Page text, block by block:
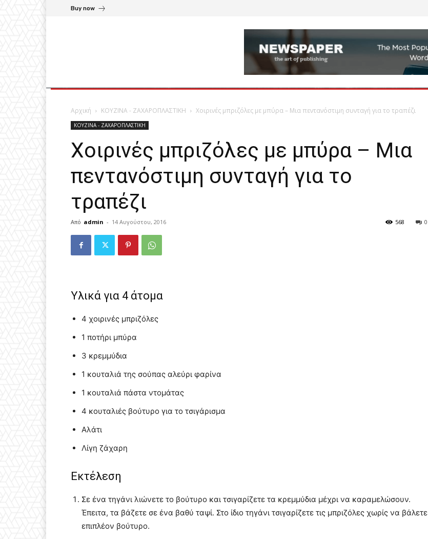
Buy now
Αρχική ΚΟΥΖΙΝΑ - ΖΑΧΑΡΟΠΛΑΣΤΙΚΗ Χοιρινές μπριζόλες με μπύρα – Μια πεντανόστιμη συνταγή για το τραπέζι
ΚΟΥΖΙΝΑ - ΖΑΧΑΡΟΠΛΑΣΤΙΚΗ
Χοιρινές μπριζόλες με μπύρα – Μια
πεντανόστιμη συνταγή για το
τραπέζι
Από admin - 14 Αυγούστου, 2016 0
568
Υλικά για 4 άτομα
4 χοιρινές μπριζόλες
1 ποτήρι μπύρα
3 κρεμμύδια
1 κουταλιά της σούπας αλεύρι φαρίνα
1 κουταλιά πάστα ντομάτας
4 κουταλιές βούτυρο για το τσιγάρισμα
Αλάτι
Λίγη ζάχαρη
Εκτέλεση
Σε ένα τηγάνι λιώνετε το βούτυρο και τσιγαρίζετε τα κρεμμύδια μέχρι να καραμελώσουν.
Έπειτα, τα βάζετε σε ένα βαθύ ταψί. Στο ίδιο τηγάνι τσιγαρίζετε τις μπριζόλες χωρίς να βάλετε
επιπλέον βούτυρο.